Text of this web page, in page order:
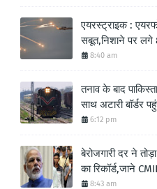
एयरस्ट्राइक :
सबूत,निशाने पर लगे
8:40 am
तनाव के बाद
साथ अटारी बॉर्डर
6:12 pm
बेरोजगारी दर ने
का रिकॉर्ड,जाने
8:43 am